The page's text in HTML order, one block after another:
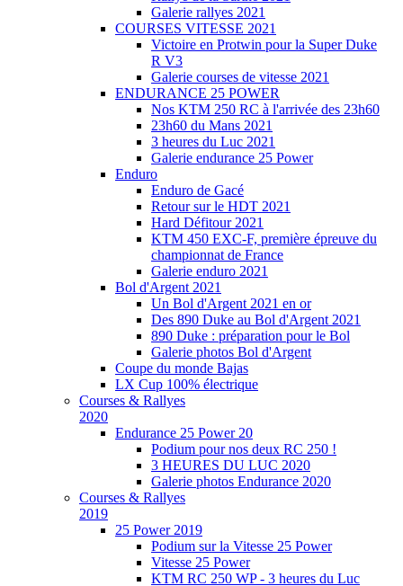
Galerie rallyes 2021
COURSES VITESSE 2021
Victoire en Protwin pour la Super Duke
R V3
Galerie courses de vitesse 2021
ENDURANCE 25 POWER
Nos KTM 250 RC à l'arrivée des 23h60
23h60 du Mans 2021
3 heures du Luc 2021
Galerie endurance 25 Power
Enduro
Enduro de Gacé
Retour sur le HDT 2021
Hard Défitour 2021
KTM 450 EXC-F, première épreuve du
championnat de France
Galerie enduro 2021
Bol d'Argent 2021
Un Bol d'Argent 2021 en or
Des 890 Duke au Bol d'Argent 2021
890 Duke : préparation pour le Bol
Galerie photos Bol d'Argent
Coupe du monde Bajas
LX Cup 100% électrique
Courses & Rallyes
2020
Endurance 25 Power 20
Podium pour nos deux RC 250 !
3 HEURES DU LUC 2020
Galerie photos Endurance 2020
Courses & Rallyes
2019
25 Power 2019
Podium sur la Vitesse 25 Power
Vitesse 25 Power
KTM RC 250 WP - 3 heures du Luc